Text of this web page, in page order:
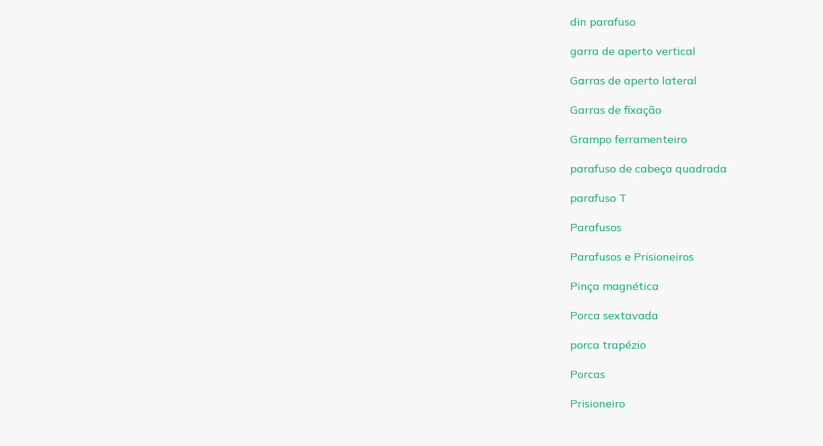
din parafuso
garra de aperto vertical
Garras de aperto lateral
Garras de fixação
Grampo ferramenteiro
parafuso de cabeça quadrada
parafuso T
Parafusos
Parafusos e Prisioneiros
Pinça magnética
Porca sextavada
porca trapézio
Porcas
Prisioneiro